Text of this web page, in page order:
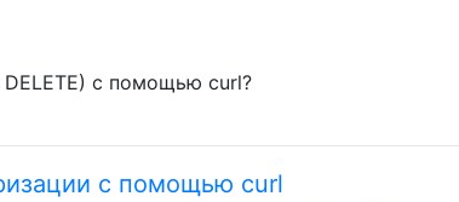
DELETE) с помощью curl?
с помощью curl